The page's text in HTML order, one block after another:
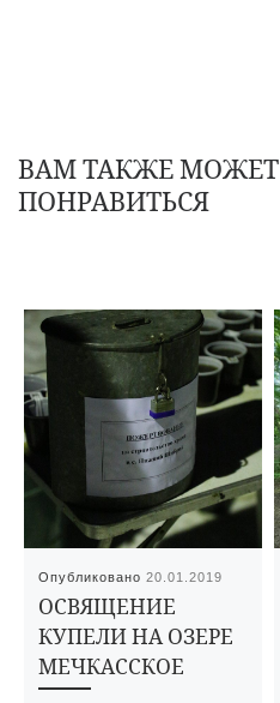
ВАМ ТАКЖЕ МОЖЕТ
ПОНРАВИТЬСЯ
Опубликовано20.01.2019
ОСВЯЩЕНИЕ
КУПЕЛИ НА ОЗЕРЕ
МЕЧКАССКОЕ